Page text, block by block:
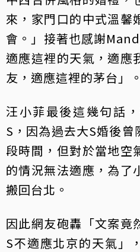
來，家門口的中式溫馨
會。」接著也感謝
適應這裡的天氣，適應
友，適應這裡的茅台」。
汪小菲最後這幾句話
S，因為過去大S婚後
段時間，但對於當地空
的情況無法適應，為了
搬回台北。
因此網友砲轟「文案竟
S不適應北京的天氣」